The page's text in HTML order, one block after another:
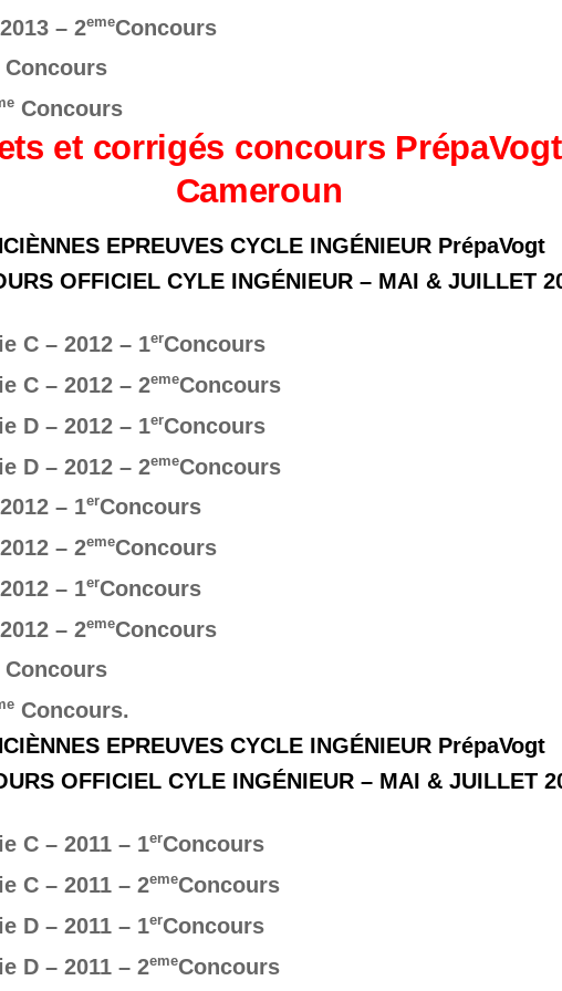
– 2emeConcours
Concours
Concours
et corrigés concours
Cameroun
EPREUVES CYCLE INGÉNIEUR PrépaVogt
OFFICIEL CYLE INGÉNIEUR – MAI & JUILLET
C – 2012 – 1erConcours
C – 2012 – 2emeConcours
D – 2012 – 1erConcours
D – 2012 – 2emeConcours
– 1erConcours
– 2emeConcours
– 1erConcours
– 2emeConcours
Concours
Concours.
EPREUVES CYCLE INGÉNIEUR PrépaVogt
OFFICIEL CYLE INGÉNIEUR – MAI & JUILLET
C – 2011 – 1erConcours
C – 2011 – 2emeConcours
D – 2011 – 1erConcours
D – 2011 – 2emeConcours